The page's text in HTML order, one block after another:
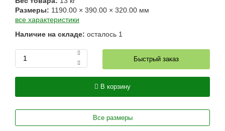
Размеры: 1190.00 × 390.00 × 320.00 мм
все характеристики
Наличие на складе: осталось 1
Быстрый заказ
В корзину
Все размеры